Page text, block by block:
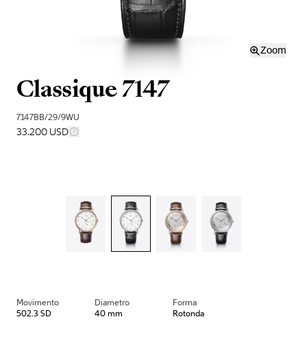
Zoom
Classique 7147
7147BB/29/9WU
33.200 USD
Movimento
502.3 SD
Diametro
40 mm
Forma
Rotonda